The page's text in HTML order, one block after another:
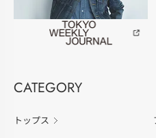
CATEGORY
トップス